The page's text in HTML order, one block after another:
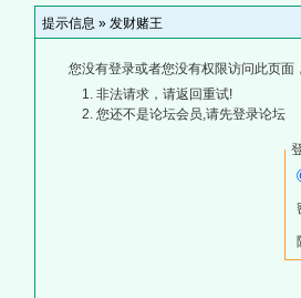
提示信息 » 发财赌王
您没有登录或者您没有权限访问此页面
非法请求，请返回重试!
您还不是论坛会员,请先登录论坛